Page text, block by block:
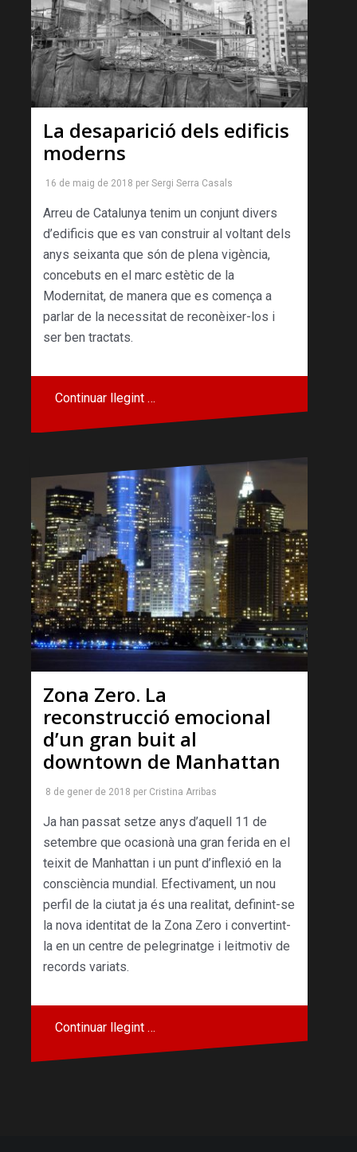
La desaparició dels edificis
moderns
16 de maig de 2018 per Sergi Serra Casals
Arreu de Catalunya tenim un conjunt divers
d’edificis que es van construir al voltant dels
anys seixanta que són de plena vigència,
concebuts en el marc estètic de la
Modernitat, de manera que es comença a
parlar de la necessitat de reconèixer-los i
ser ben tractats.
Continuar llegint …
Zona Zero. La
reconstrucció emocional
d’un gran buit al
downtown de Manhattan
8 de gener de 2018 per Cristina Arribas
Ja han passat setze anys d’aquell 11 de
setembre que ocasionà una gran ferida en el
teixit de Manhattan i un punt d’inflexió en la
consciència mundial. Efectivament, un nou
perfil de la ciutat ja és una realitat, definint-se
la nova identitat de la Zona Zero i convertint-
la en un centre de pelegrinatge i leitmotiv de
records variats.
Continuar llegint …